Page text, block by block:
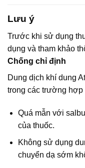
Lưu ý
Trước khi sử dụng
dụng và tham khảo
Chống chỉ định
Dung dịch khí dung
trong các trường hợp
Quá mẫn với
của thuốc.
Không sử dụng
chuyển dạ sớm